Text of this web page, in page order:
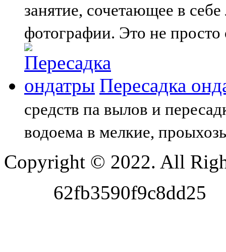
занятие, сочетающее в
фотографии. Это не
Пересадка
средств па вылов и
водоема в мелкие,
Copyright © 2022. All
62fb3590f9c8dd25